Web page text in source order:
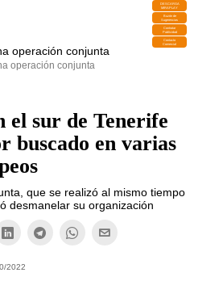
DESCARGA
MIRAPLAY
Buzón de
Sugerencias
Contratar
Publicidad
Contacto
Comercial
operación conjunta
el sur de Tenerife
buscado en varias
que se realizó al mismo tiempo
desmanelar su organización
2022